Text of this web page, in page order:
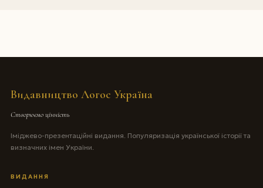
Видавництво Логос Україна
Створюємо цінність
Іміджево-презентаційні видання. Популяризація української історії та
визначних імен України.
ВИДАННЯ